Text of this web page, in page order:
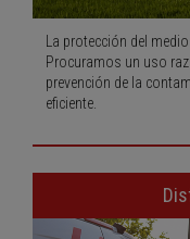
La protección del
Procuramos un uso
prevención de la
eficiente.